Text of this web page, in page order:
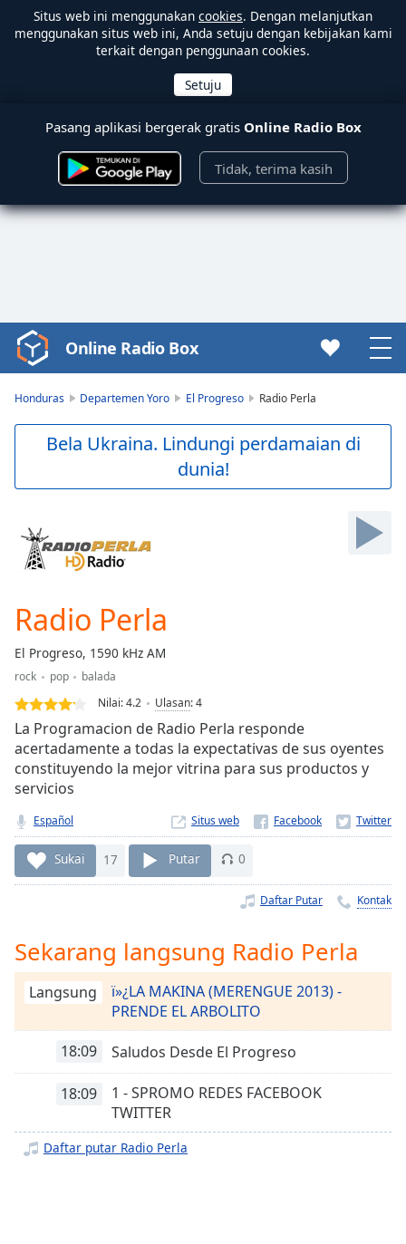
Situs web ini menggunakan cookies. Dengan melanjutkan
menggunakan situs web ini, Anda setuju dengan kebijakan kami
terkait dengan penggunaan cookies.
Pasang aplikasi bergerak gratis Online Radio Box
Tidak, terima kasih
Video
Player
Skip
Skip
Forward
Mute
Loaded:
0.00%
Stream
TypeLIVE
Seek to
live,
currently
behind
liveLIVE
Remaining
Time-
Chapters
Chapters
Descriptions
descriptions
Subtitles
Online Radio Box
Honduras Departemen Yoro El Progreso Radio Perla
Bela Ukraina. Lindungi perdamaian di
dunia!
Radio Perla
El Progreso, 1590 kHz AM
rock pop
balada
Nilai:4.2 Ulasan:4
La Programacion de Radio Perla responde
acertadamente a todas la expectativas de sus oyentes
constituyendo la mejor vitrina para sus productos y
servicios
Español Situs web
Sukai 17 Putar 0
Daftar Putar Kontak
Sekarang langsung Radio Perla
Langsung
ï»¿LA MAKINA (MERENGUE 2013) -
PRENDE EL ARBOLITO
18:09 Saludos Desde El Progreso
18:09
1 - SPROMO REDES FACEBOOK
TWITTER
Daftar putar Radio Perla